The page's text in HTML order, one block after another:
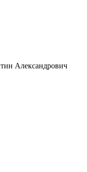
Александрович